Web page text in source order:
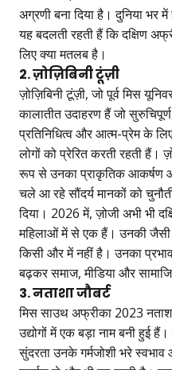
अग्रणी बना दिया है। दुनिया भर
यह बदलती रहती हैं कि दक्षिण
लिए क्या मतलब है।
2. ज़ोज़िबिनी टूंज़ी
ज़ोज़िबिनी टूंज़ी, जो पूर्व मिस
कालातीत उदाहरण हैं जो
प्रतिनिधित्व और आत्म-प्रेम के
लोगों को प्रेरित करती रहती हैं।
रूप से उनका प्राकृतिक आकर्षण
चले आ रहे सौंदर्य मानकों को
दिया। 2026 में, ज़ोजी अभी भी
महिलाओं में से एक हैं। उनकी जैसी
किसी और में नहीं है। उनका
बढ़कर समाज, मीडिया और
3. नताशा जौबर्ट
मिस साउथ अफ्रीका 2023
उद्योगों में एक बड़ा नाम बनी हुई
सुंदरता उनके गर्मजोशी भरे